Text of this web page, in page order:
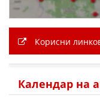
Корисни
Календар на